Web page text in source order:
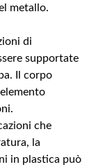
metallo.
di
supportate
Il corpo
che
la
in plastica può